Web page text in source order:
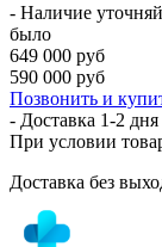
- Наличие
было
649 000 руб
590 000 руб
Позвонить и
- Доставка 1-2 дня
При условии
Доставка без